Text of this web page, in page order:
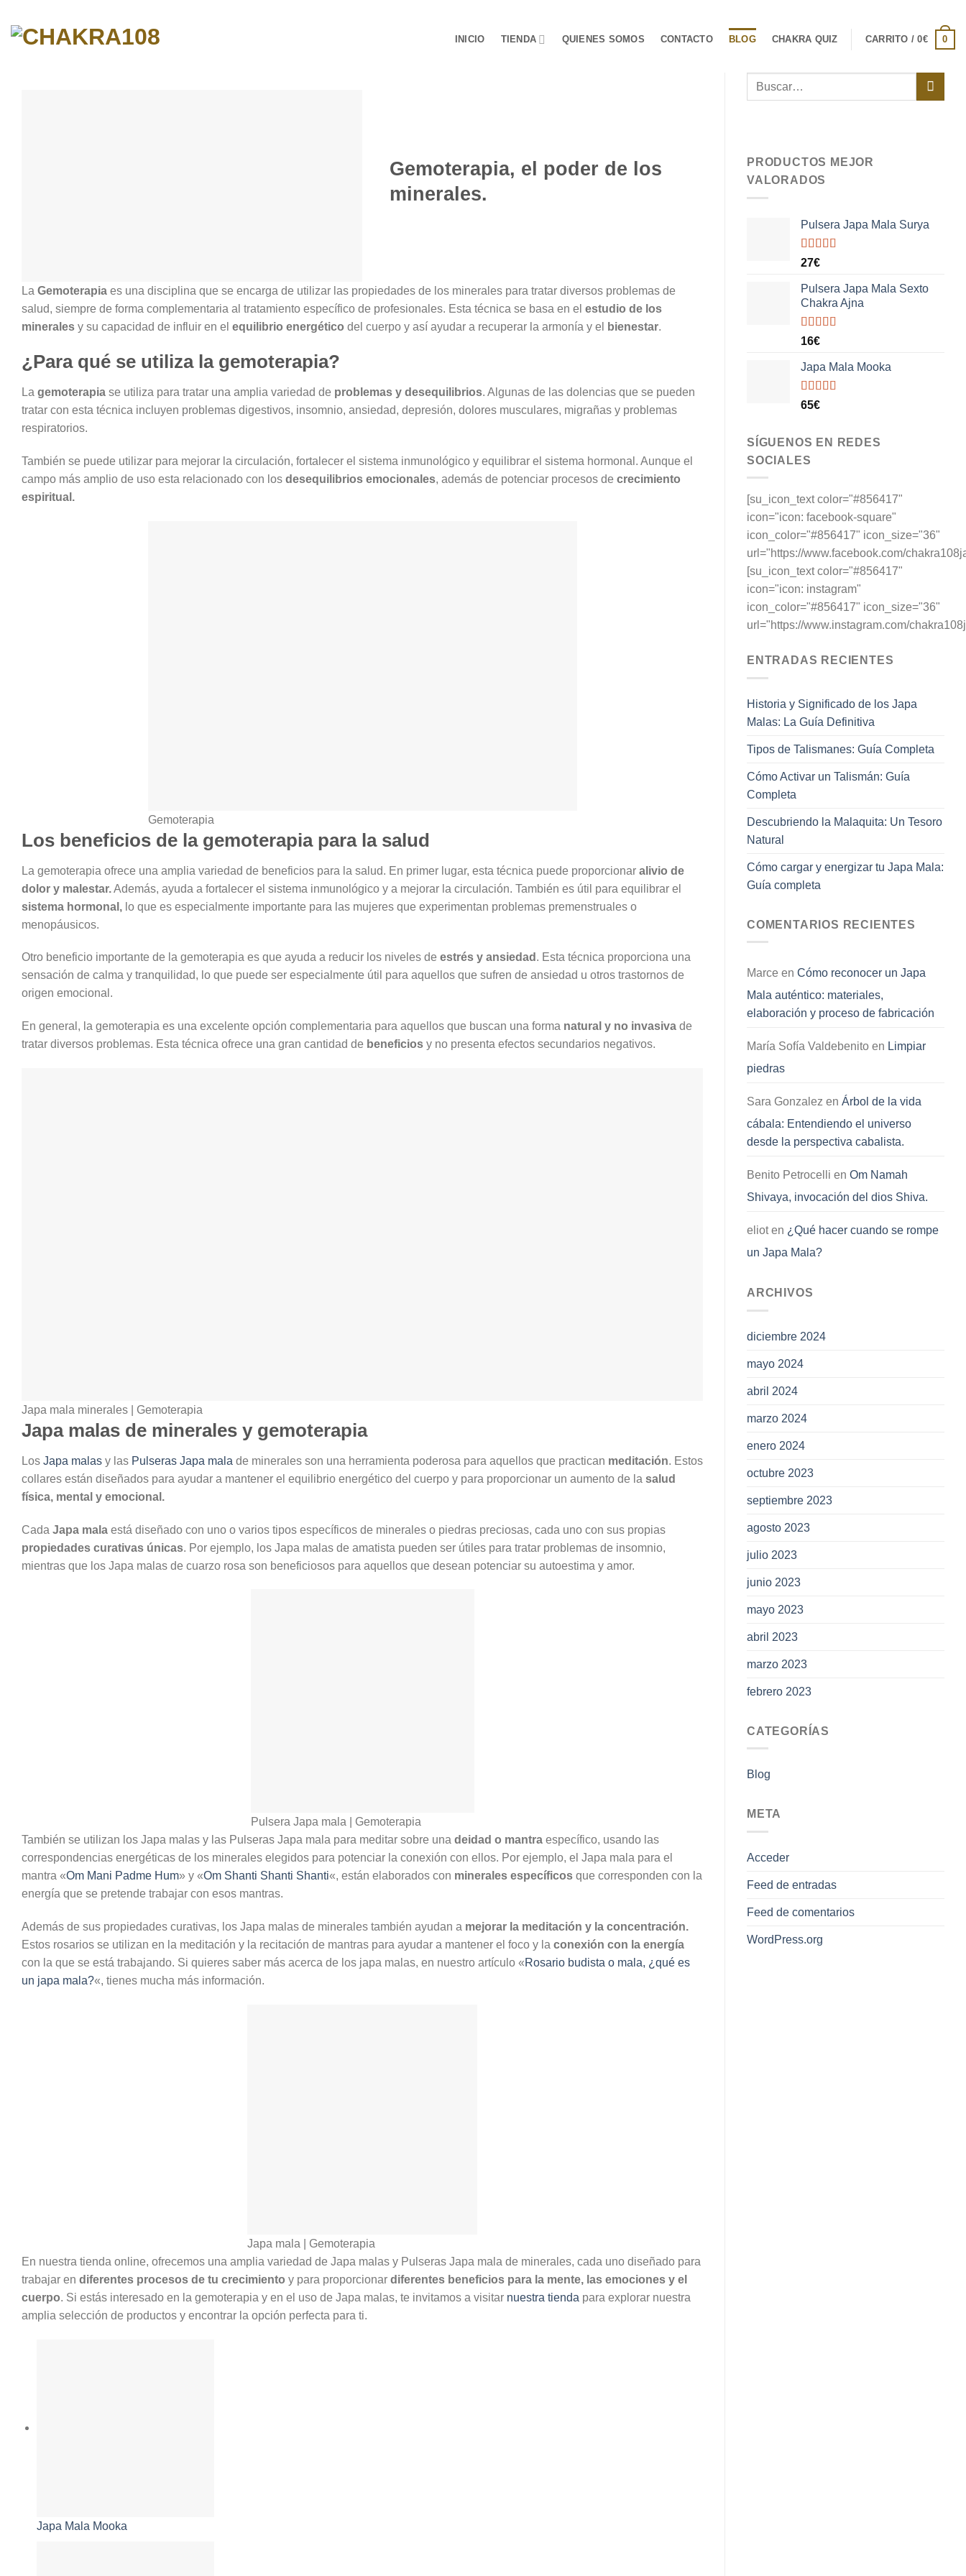
content
INICIO TIENDA QUIENES SOMOS CONTACTO BLOG CHAKRA QUIZ CARRITO /0€ 0
Gemoterapia, el poder de los
minerales.
La Gemoterapia es una disciplina que se encarga de utilizar las propiedades de los minerales para tratar diversos problemas de
salud, siempre de forma complementaria al tratamiento específico de profesionales. Esta técnica se basa en el estudio de los
minerales y su capacidad de influir en el equilibrio energético del cuerpo y así ayudar a recuperar la armonía y el bienestar.
¿Para qué se utiliza la gemoterapia?
La gemoterapia se utiliza para tratar una amplia variedad de problemas y desequilibrios. Algunas de las dolencias que se pueden
tratar con esta técnica incluyen problemas digestivos, insomnio, ansiedad, depresión, dolores musculares, migrañas y problemas
respiratorios.
También se puede utilizar para mejorar la circulación, fortalecer el sistema inmunológico y equilibrar el sistema hormonal. Aunque el
campo más amplio de uso esta relacionado con los desequilibrios emocionales, además de potenciar procesos de crecimiento
espiritual.
Gemoterapia
Los beneficios de la gemoterapia para la salud
La gemoterapia ofrece una amplia variedad de beneficios para la salud. En primer lugar, esta técnica puede proporcionar alivio de
dolor y malestar.Además, ayuda a fortalecer el sistema inmunológico y a mejorar la circulación. También es útil para equilibrar el
sistema hormonal, lo que es especialmente importante para las mujeres que experimentan problemas premenstruales o
menopáusicos.
Otro beneficio importante de la gemoterapia es que ayuda a reducir los niveles de estrés y ansiedad . Esta técnica proporciona una
sensación de calma y tranquilidad, lo que puede ser especialmente útil para aquellos que sufren de ansiedad u otros trastornos de
origen emocional.
En general, la gemoterapia es una excelente opción complementaria para aquellos que buscan una forma natural y no invasiva de
tratar diversos problemas. Esta técnica ofrece una gran cantidad de beneficios y no presenta efectos secundarios negativos.
Japa mala minerales | Gemoterapia
Japa malas de minerales y gemoterapia
Los Japa malas y las Pulseras Japa mala de minerales son una herramienta poderosa para aquellos que practican meditación. Estos
collares están diseñados para ayudar a mantener el equilibrio energético del cuerpo y para proporcionar un aumento de la salud
física, mental y emocional.
Cada Japa mala está diseñado con uno o varios tipos específicos de minerales o piedras preciosas, cada uno con sus propias
propiedades curativas únicas. Por ejemplo, los Japa malas de amatista pueden ser útiles para tratar problemas de insomnio,
mientras que los Japa malas de cuarzo rosa son beneficiosos para aquellos que desean potenciar su autoestima y amor.
Pulsera Japa mala | Gemoterapia
También se utilizan los Japa malas y las Pulseras Japa mala para meditar sobre una deidad o mantra específico, usando las
correspondencias energéticas de los minerales elegidos para potenciar la conexión con ellos. Por ejemplo, el Japa mala para el
mantra «Om Mani Padme Hum» y «Om Shanti Shanti Shanti«, están elaborados con minerales específicos que corresponden con la
energía que se pretende trabajar con esos mantras.
Además de sus propiedades curativas, los Japa malas de minerales también ayudan a mejorar la meditación y la concentración.
Estos rosarios se utilizan en la meditación y la recitación de mantras para ayudar a mantener el foco y la conexión con la energía
con la que se está trabajando. Si quieres saber más acerca de los japa malas, en nuestro artículo «Rosario budista o mala, ¿qué es
un japa mala?«, tienes mucha más información.
Japa mala | Gemoterapia
En nuestra tienda online, ofrecemos una amplia variedad de Japa malas y Pulseras Japa mala de minerales, cada uno diseñado para
trabajar en diferentes procesos de tu crecimiento y para proporcionar diferentes beneficios para la mente, las emociones y el
cuerpo. Si estás interesado en la gemoterapia y en el uso de Japa malas, te invitamos a visitar nuestra tienda para explorar nuestra
amplia selección de productos y encontrar la opción perfecta para ti.
Japa Mala Mooka
PRODUCTOS MEJOR
VALORADOS
Pulsera Japa Mala Surya
Valorado
5
27€
Pulsera Japa Mala Sexto
Chakra Ajna
Valorado
5
16€
Japa Mala Mooka
Valorado
65€
SÍGUENOS EN REDES
SOCIALES
[su_icon_text color="#856417"
icon="icon: facebook-square"
icon_color="#856417" icon_size="36"
url="https://www.facebook.com/
[su_icon_text color="#856417"
icon="icon: instagram"
icon_color="#856417" icon_size="36"
url="https://www.instagram.com/
ENTRADAS RECIENTES
Historia y Significado de los Japa
Malas: La Guía Definitiva
Tipos de Talismanes: Guía Completa
Cómo Activar un Talismán: Guía
Completa
Descubriendo la Malaquita: Un Tesoro
Natural
Cómo cargar y energizar tu Japa Mala:
Guía completa
COMENTARIOS RECIENTES
Marce en Cómo reconocer un Japa
Mala auténtico: materiales,
elaboración y proceso de fabricación
María Sofía Valdebenito en Limpiar
piedras
Sara Gonzalez en Árbol de la vida
cábala: Entendiendo el universo
desde la perspectiva cabalista.
Benito Petrocelli en Om Namah
Shivaya, invocación del dios Shiva.
elioten ¿Qué hacer cuando se rompe
un Japa Mala?
ARCHIVOS
diciembre 2024
mayo 2024
abril 2024
marzo 2024
enero 2024
octubre 2023
septiembre 2023
agosto 2023
julio 2023
junio 2023
mayo 2023
abril 2023
marzo 2023
febrero 2023
CATEGORÍAS
Blog
META
Acceder
Feed de entradas
Feed de comentarios
WordPress.org